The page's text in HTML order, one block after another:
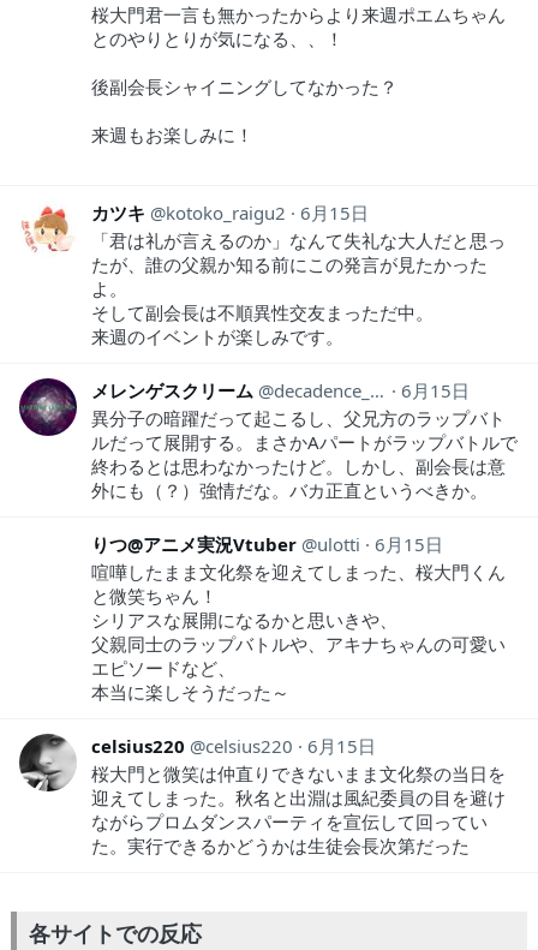
桜大門君一言も無かったからより来週ポエムちゃん
とのやりとりが気になる、、！
後副会長シャイニングしてなかった？
来週もお楽しみに！
カツキ kotoko_raigu2
6月15日
「君は礼が言えるのか」なんて失礼な大人だと思っ
たが、誰の父親か知る前にこの発言が見たかった
よ。
そして副会長は不順異性交友まっただ中。
来週のイベントが楽しみです。
メレンゲスクリーム decadence_1990
6月15日
異分子の暗躍だって起こるし、父兄方のラップバト
ルだって展開する。まさかAパートがラップバトルで
終わるとは思わなかったけど。しかし、副会長は意
外にも（？）強情だな。バカ正直というべきか。
りつ@アニメ実況Vtuber ulotti
6月15日
喧嘩したまま文化祭を迎えてしまった、桜大門くん
と微笑ちゃん！
シリアスな展開になるかと思いきや、
父親同士のラップバトルや、アキナちゃんの可愛い
エピソードなど、
本当に楽しそうだった～
celsius220 celsius220
6月15日
桜大門と微笑は仲直りできないまま文化祭の当日を
迎えてしまった。秋名と出淵は風紀委員の目を避け
ながらプロムダンスパーティを宣伝して回ってい
た。実行できるかどうかは生徒会長次第だった
各サイトでの反応